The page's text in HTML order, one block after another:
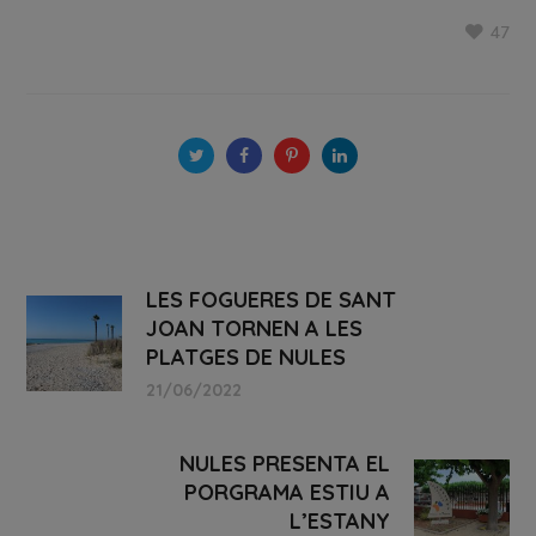
47
LES FOGUERES DE SANT
JOAN TORNEN A LES
PLATGES DE NULES
21/06/2022
NULES PRESENTA EL
PORGRAMA ESTIU A
L’ESTANY